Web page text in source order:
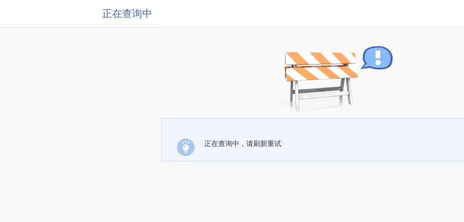
正在查询中
正在查询中，请刷新重试